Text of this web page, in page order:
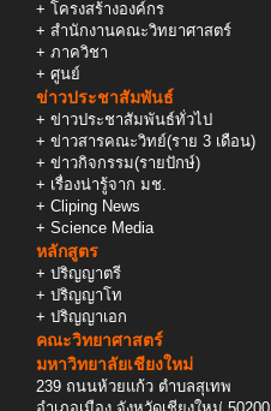
+ โครงสร้างองค์กร
+ สำนักงานคณะวิทยาศาสตร์
+ ภาควิชา
+ ศูนย์
ข่าวประชาสัมพันธ์
+ ข่าวประชาสัมพันธ์ทั่วไป
+ ข่าวสารคณะวิทย์(ราย 3 เดือน)
+ ข่าวกิจกรรม(รายปักษ์)
+ เรื่องน่ารู้จาก มช.
+ Cliping News
+ Science Media
หลักสูตร
+ ปริญญาตรี
+ ปริญญาโท
+ ปริญญาเอก
คณะวิทยาศาสตร์
มหาวิทยาลัยเชียงใหม่
239 ถนนห้วยแก้ว ตำบลสุเทพ